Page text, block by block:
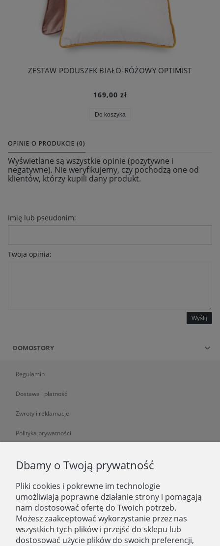
ZESTAW PODUSZEK BIAŁO-RÓŻOWY OPTIMIST
169,00 zł
Do koszyka
OPINIE O PRODUKCIE (0)
Wyświetlane są wszystkie opinie (pozytywne i
negatywne). Nie weryfikujemy, czy pochodzą one od
klientów, którzy kupili dany produkt.
Imię lub pseudonim:
Twoja opinia:
Wyślij
DOMOSTORY
Regulamin
Dostawa i płatność
Zwroty i reklamacje
Polityka prywatności
O NAS
O nas
Zatrudniamy
Blog
Dbamy o Twoją prywatność
Pliki cookies i pokrewne im technologie
umożliwiają poprawne działanie strony i pomagają
nam dostosować ofertę do Twoich potrzeb.
Możesz zaakceptować wykorzystanie przez nas
wszystkich tych plików i przejść do sklepu lub
dostosować użycie plików do swoich preferencji,